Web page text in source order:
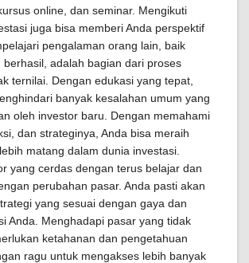
online, dan seminar. Mengikuti
juga bisa memberi Anda perspektif
pengalaman orang lain, baik
berhasil, adalah bagian dari proses
ternilai. Dengan edukasi yang tepat,
banyak kesalahan umum yang
oleh investor baru. Dengan memahami
dan strateginya, Anda bisa meraih
matang dalam dunia investasi.
yang cerdas dengan terus belajar dan
perubahan pasar. Anda pasti akan
yang sesuai dengan gaya dan
Anda. Menghadapi pasar yang tidak
ketahanan dan pengetahuan
ragu untuk mengakses lebih banyak